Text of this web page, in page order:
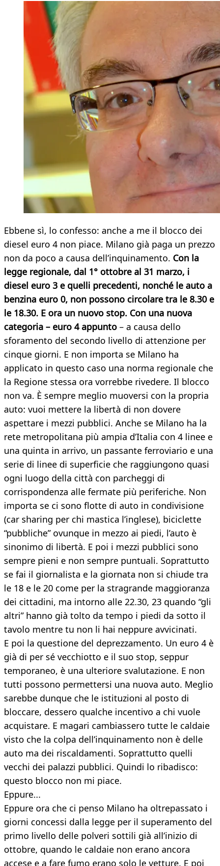
Ebbene sì, lo confesso: anche a me il blocco dei
diesel euro 4 non piace. Milano già paga un prezzo
non da poco a causa dell’inquinamento. Con la
legge regionale, dal 1° ottobre al 31 marzo, i
diesel euro 3 e quelli precedenti, nonché le auto a
benzina euro 0, non possono circolare tra le 8.30 e
le 18.30. E ora un nuovo stop. Con una nuova
categoria – euro 4 appunto – a causa dello
sforamento del secondo livello di attenzione per
cinque giorni. E non importa se Milano ha
applicato in questo caso una norma regionale che
la Regione stessa ora vorrebbe rivedere. Il blocco
non va. È sempre meglio muoversi con la propria
auto: vuoi mettere la libertà di non dovere
aspettare i mezzi pubblici. Anche se Milano ha la
rete metropolitana più ampia d’Italia con 4 linee e
una quinta in arrivo, un passante ferroviario e una
serie di linee di superficie che raggiungono quasi
ogni luogo della città con parcheggi di
corrispondenza alle fermate più periferiche. Non
importa se ci sono flotte di auto in condivisione
(car sharing per chi mastica l’inglese), biciclette
“pubbliche” ovunque in mezzo ai piedi, l’auto è
sinonimo di libertà. E poi i mezzi pubblici sono
sempre pieni e non sempre puntuali. Soprattutto
se fai il giornalista e la giornata non si chiude tra
le 18 e le 20 come per la stragrande maggioranza
dei cittadini, ma intorno alle 22.30, 23 quando “gli
altri” hanno già tolto da tempo i piedi da sotto il
tavolo mentre tu non li hai neppure avvicinati.
E poi la questione del deprezzamento. Un euro 4 è
già di per sé vecchiotto e il suo stop, seppur
temporaneo, è una ulteriore svalutazione. E non
tutti possono permettersi una nuova auto. Meglio
sarebbe dunque che le istituzioni al posto di
bloccare, dessero qualche incentivo a chi vuole
acquistare. E magari cambiassero tutte le caldaie
visto che la colpa dell’inquinamento non è delle
auto ma dei riscaldamenti. Soprattutto quelli
vecchi dei palazzi pubblici. Quindi lo ribadisco:
questo blocco non mi piace.
Eppure...
Eppure ora che ci penso Milano ha oltrepassato i
giorni concessi dalla legge per il superamento del
primo livello delle polveri sottili già all’inizio di
ottobre, quando le caldaie non erano ancora
accese e a fare fumo erano solo le vetture. E poi